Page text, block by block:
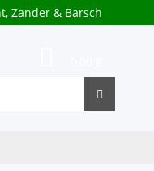
Zander & Barsch